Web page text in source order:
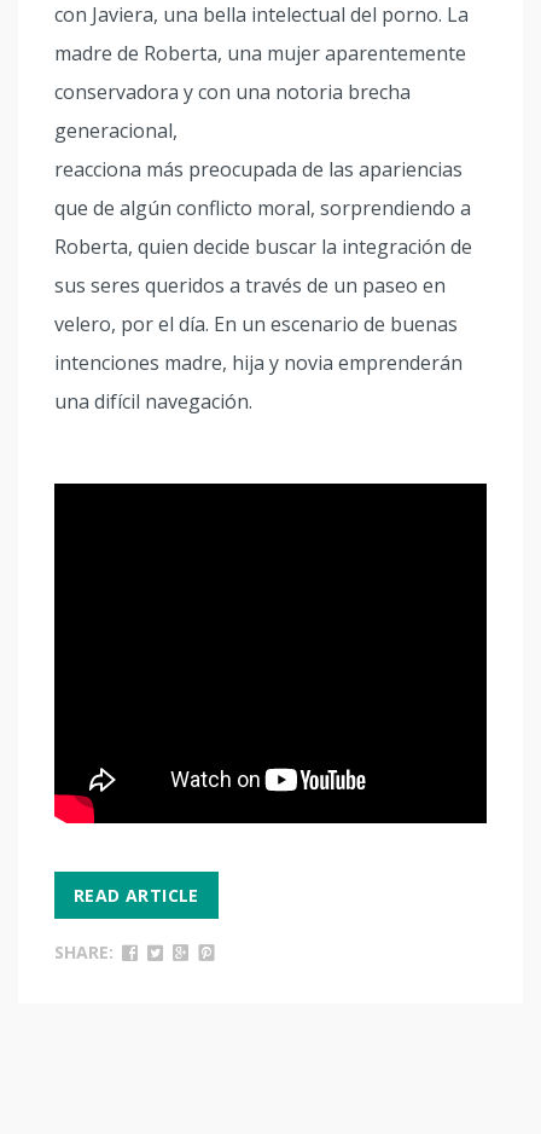
con Javiera, una bella intelectual del porno. La
madre de Roberta, una mujer aparentemente
conservadora y con una notoria brecha
generacional,
reacciona más preocupada de las apariencias
que de algún conflicto moral, sor­prendiendo a
Roberta, quien decide buscar la integración de
sus seres queridos a través de un paseo en
velero, por el día. En un escenario de buenas
intenciones madre, hija y novia em­prenderán
una difícil navegación.
READ ARTICLE
SHARE: